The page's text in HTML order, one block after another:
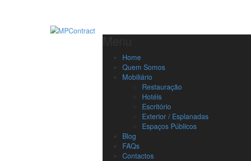
Home
Quem Somos
Mobiliário
Restauração
Hotéis
Escritório
Exterior / Esplanadas
Espaços Públicos
Blog
FAQs
Contactos